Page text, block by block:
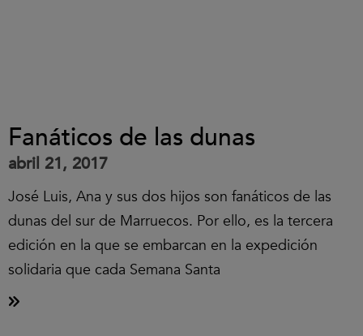
Fanáticos de las dunas
abril 21, 2017
José Luis, Ana y sus dos hijos son fanáticos de las
dunas del sur de Marruecos. Por ello, es la tercera
edición en la que se embarcan en la expedición
solidaria que cada Semana Santa